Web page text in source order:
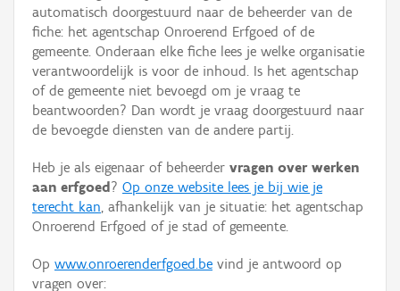
Thema
Gebeurtenis
Persoon of collectief
Hergebruik
Aanmelden
automatisch doorgestuurd naar de beheerder van de
fiche: het agentschap Onroerend Erfgoed of de
gemeente. Onderaan elke fiche lees je welke organisatie
verantwoordelijk is voor de inhoud. Is het agentschap
of de gemeente niet bevoegd om je vraag te
beantwoorden? Dan wordt je vraag doorgestuurd naar
de bevoegde diensten van de andere partij.
Heb je als eigenaar of beheerder vragen over werken
aan erfgoed ? Op onze website lees je bij wie je
terecht kan, afhankelijk van je situatie: het agentschap
Onroerend Erfgoed of je stad of gemeente.
Op www.onroerenderfgoed.be vind je antwoord op
vragen over: